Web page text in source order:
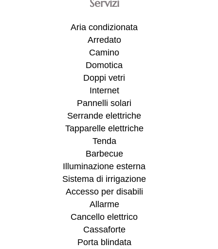
Servizi
Aria condizionata
Arredato
Camino
Domotica
Doppi vetri
Internet
Pannelli solari
Serrande elettriche
Tapparelle elettriche
Tenda
Barbecue
Illuminazione esterna
Sistema di irrigazione
Accesso per disabili
Allarme
Cancello elettrico
Cassaforte
Porta blindata